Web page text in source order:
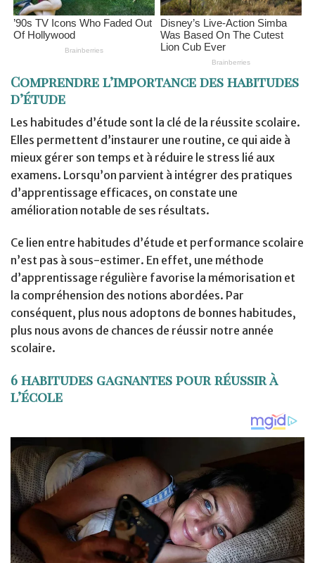
Comprendre l’importance des habitudes
d’étude
Les habitudes d’étude sont la clé de la réussite scolaire.
Elles permettent d’instaurer une routine, ce qui aide à
mieux gérer son temps et à réduire le stress lié aux
examens. Lorsqu’on parvient à intégrer des pratiques
d’apprentissage efficaces, on constate une
amélioration notable de ses résultats.
Ce lien entre habitudes d’étude et performance scolaire
n’est pas à sous-estimer. En effet, une méthode
d’apprentissage régulière favorise la mémorisation et
la compréhension des notions abordées. Par
conséquent, plus nous adoptons de bonnes habitudes,
plus nous avons de chances de réussir notre année
scolaire.
6 habitudes gagnantes pour réussir à
l’école